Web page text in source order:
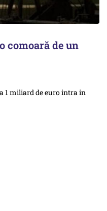
comoară de un